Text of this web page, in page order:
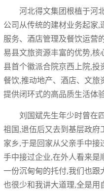
河北得文集团根植于河
公司从传统的建材业务起家,
服务、酒店管理及餐饮运营
易县文旅资源丰富的优势,核
县首个徽派合院京西上院,
餐饮,推动地产、酒店、文旅
提供闭环式的高品质生活体
刘国斌先生年少时曾在
祖国,退伍后又去到基层政府
家乡,于是回家从父亲手中接
手中接过企业,在外人看来是
一份沉甸甸的托付,我们也跟
也很少和我讲大道理,全是用